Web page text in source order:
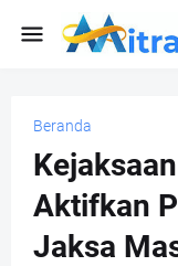
Beranda
Aktifkan
Jaksa